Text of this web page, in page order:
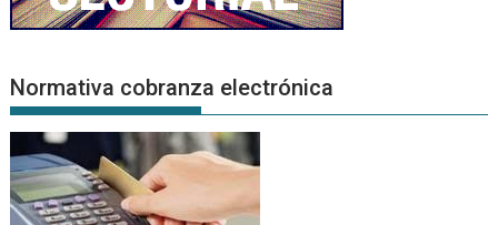
Normativa cobranza electrónica